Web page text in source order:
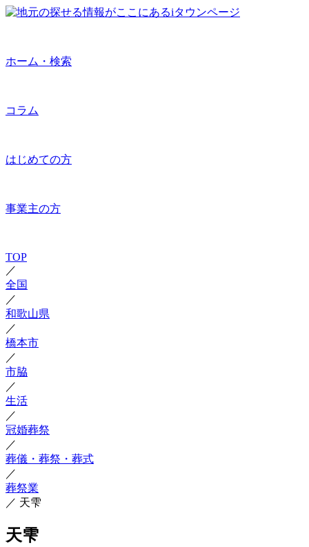
ホーム・検索
コラム
はじめての方
事業主の方
TOP
／
全国
／
和歌山県
／
橋本市
／
市脇
／
生活
／
冠婚葬祭
／
葬儀・葬祭・葬式
／
葬祭業
／ 天雫
天雫